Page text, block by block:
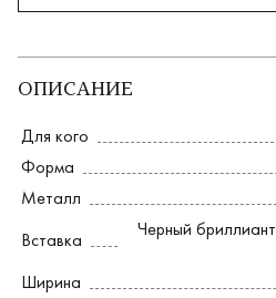
ОПИСАНИЕ
Для кого
Форма
Металл
Вставка
Черный бриллиант
Ширина